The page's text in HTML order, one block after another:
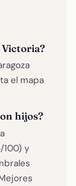
Victoria?
el mapa
hijos?
100) y